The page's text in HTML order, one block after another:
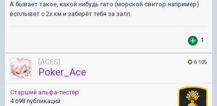
А бывает такое, какой нибудь гато (морской свитор например)
всплывет с 2х км и заберёт тебя за залп.
1
6 105
[ACES]
Poker_Ace
Старший альфа-тестер
4 698 публикаций